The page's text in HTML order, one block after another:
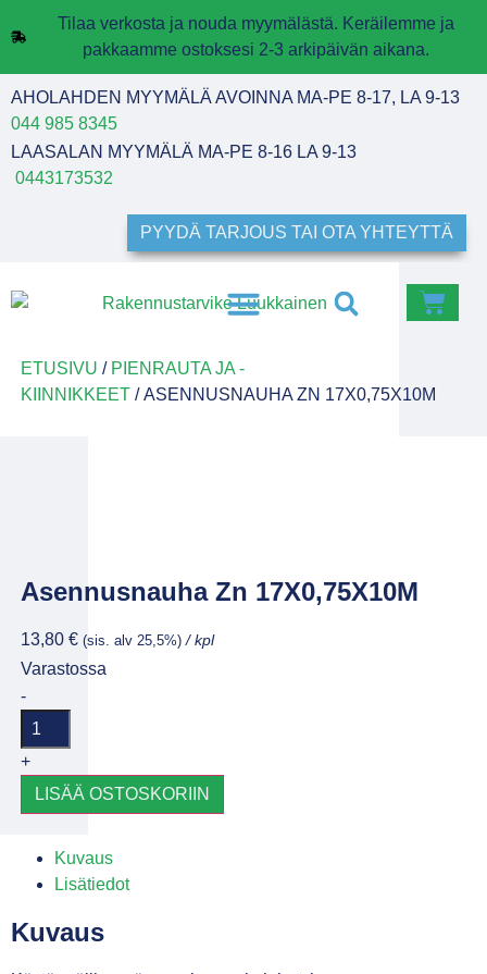
Tilaa verkosta ja nouda myymälästä. Keräilemme ja
pakkaamme ostoksesi 2-3 arkipäivän aikana.
AHOLAHDEN MYYMÄLÄ AVOINNA MA-PE 8-17, LA 9-13
044 985 8345
LAASALAN MYYMÄLÄ MA-PE 8-16 LA 9-13
0443173532
PYYDÄ TARJOUS TAI OTA YHTEYTTÄ
ETUSIVU / PIENRAUTA JA -
KIINNIKKEET/ ASENNUSNAUHA ZN 17X0,75X10M
Asennusnauha Zn 17X0,75X10M
13,80 € (sis. alv 25,5%)/ kpl
Varastossa
-
+
LISÄÄ OSTOSKORIIN
Kuvaus
Lisätiedot
Kuvaus